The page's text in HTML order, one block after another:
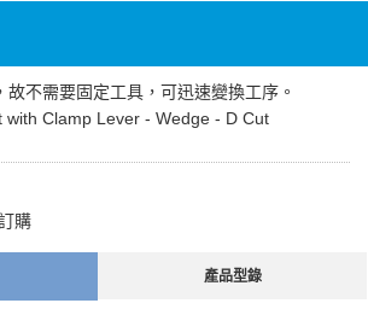
不需要固定工具，可迅速變換工序。
with Clamp Lever - Wedge - D Cut
購
產品型錄